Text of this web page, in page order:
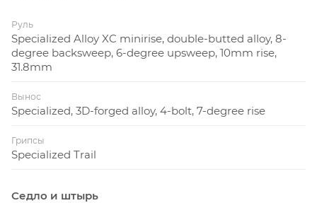
Руль
Specialized Alloy XC minirise, double-butted alloy, 8-
degree backsweep, 6-degree upsweep, 10mm rise,
31.8mm
Вынос
Specialized, 3D-forged alloy, 4-bolt, 7-degree rise
Грипсы
Specialized Trail
Седло и штырь